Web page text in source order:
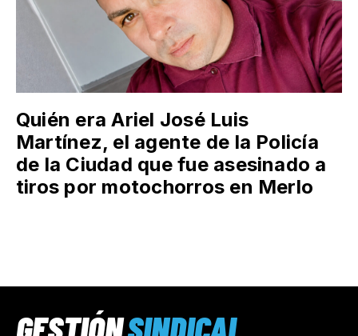
Quién era Ariel José Luis
Martínez, el agente de la Policía
de la Ciudad que fue asesinado a
tiros por motochorros en Merlo